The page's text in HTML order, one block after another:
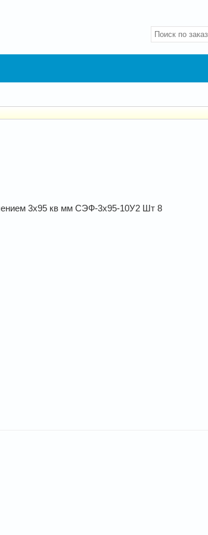
Введите
3х95 кв мм СЭФ-3х95-10У2 Шт 8